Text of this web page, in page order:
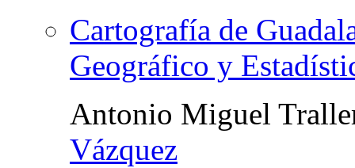
Cartografía de
Geográfico y
Antonio Miguel
Vázquez